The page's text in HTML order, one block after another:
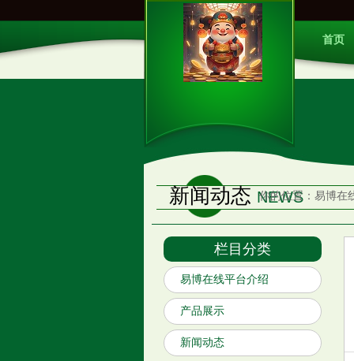
首页
新闻动态 NEWS
你的位置： 易博在
栏目分类
易博在线平台介绍
产品展示
新闻动态